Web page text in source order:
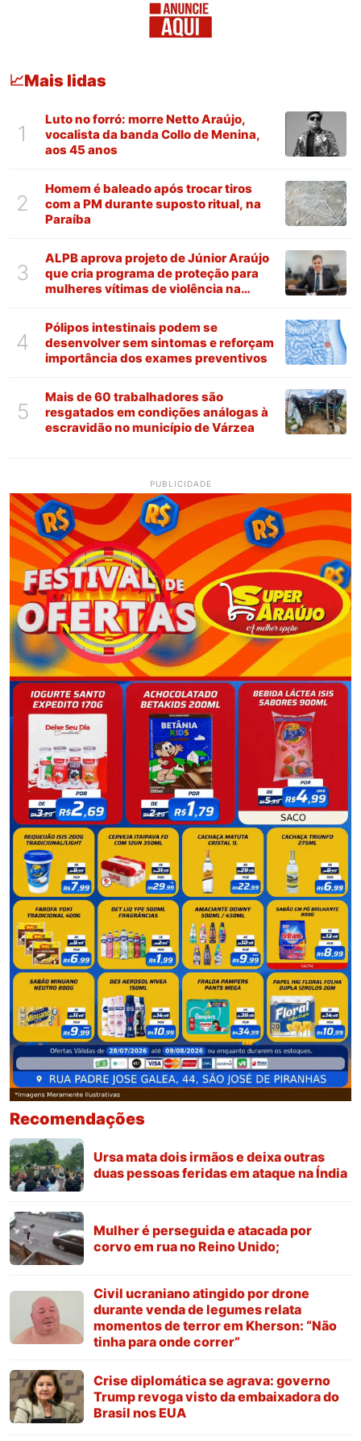
📈Mais lidas
1
Luto no forró: morre Netto Araújo,
vocalista da banda Collo de Menina,
aos 45 anos
2
Homem é baleado após trocar tiros
com a PM durante suposto ritual, na
Paraíba
3
ALPB aprova projeto de Júnior Araújo
que cria programa de proteção para
mulheres vítimas de violência na
4
Pólipos intestinais podem se
desenvolver sem sintomas e reforçam
importância dos exames preventivos
5
Mais de 60 trabalhadores são
resgatados em condições análogas à
escravidão no município de Várzea
PUBLICIDADE
Recomendações
Ursa mata dois irmãos e deixa outras
duas pessoas feridas em ataque na Índia
Mulher é perseguida e atacada por
corvo em rua no Reino Unido;
Civil ucraniano atingido por drone
durante venda de legumes relata
momentos de terror em Kherson: “Não
tinha para onde correr”
Crise diplomática se agrava: governo
Trump revoga visto da embaixadora do
Brasil nos EUA